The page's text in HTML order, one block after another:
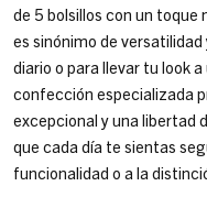
de 5 bolsillos con un
es sinónimo de
diario o para llevar tu look
confección especializada
excepcional y una libertad
que cada día te sientas
funcionalidad o a la